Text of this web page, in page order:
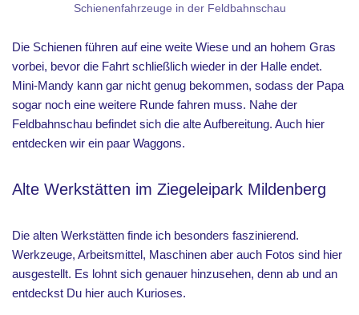
Schienenfahrzeuge in der Feldbahnschau
Die Schienen führen auf eine weite Wiese und an hohem Gras
vorbei, bevor die Fahrt schließlich wieder in der Halle endet.
Mini-Mandy kann gar nicht genug bekommen, sodass der Papa
sogar noch eine weitere Runde fahren muss. Nahe der
Feldbahnschau befindet sich die alte Aufbereitung. Auch hier
entdecken wir ein paar Waggons.
Alte Werkstätten im Ziegeleipark Mildenberg
Die alten Werkstätten finde ich besonders faszinierend.
Werkzeuge, Arbeitsmittel, Maschinen aber auch Fotos sind hier
ausgestellt. Es lohnt sich genauer hinzusehen, denn ab und an
entdeckst Du hier auch Kurioses.